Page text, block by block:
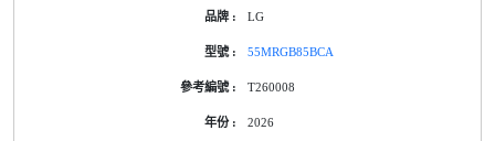
LG
55MRGB85BCA
T260008
2026